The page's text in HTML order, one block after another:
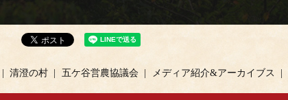
清澄の村 五ケ谷営農協議会 メディア紹介&アーカイブス